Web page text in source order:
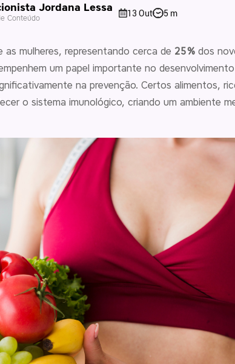
Jordana Lessa
Conteúdo 13 Out 5 m
mulheres, representando cerca de 25%dos
um papel importante no
na prevenção. Certos alimentos,
o sistema imunológico, criando um ambiente